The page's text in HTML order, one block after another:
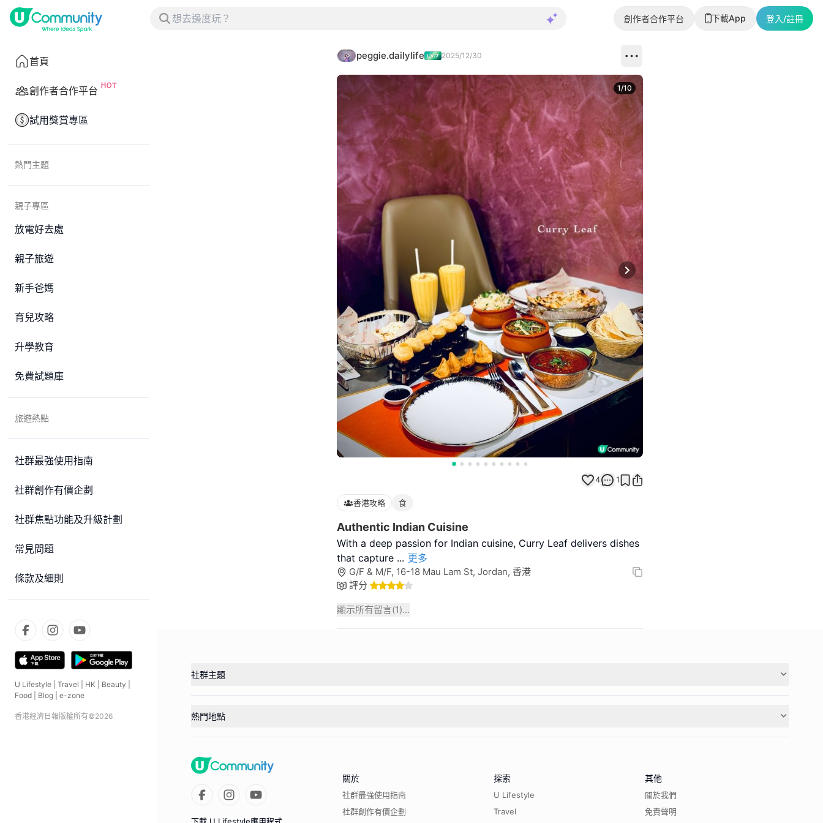
創作者合作平台 下載App 登入/註冊
首頁
創作者合作平台
試用獎賞專區
熱門主題
親子專區
放電好去處
親子旅遊
新手爸媽
育兒攻略
升學教育
免費試題庫
旅遊熱點
社群最強使用指南
社群創作有價企劃
社群焦點功能及升級計劃
常見問題
條款及細則
U Lifestyle Travel HK Beauty
Food
Blog e-zone
香港經濟日報版權所有©2026
peggie.dailylife 2025/12/30
Next slide
1/10
4 1
香港攻略 食
Authentic Indian Cuisine
With a deep passion for Indian cuisine, Curry Leaf delivers dishes
that capture ... 更多
G/F & M/F, 16-18 Mau Lam St, Jordan, 香港
評分
顯示所有留言(1)...
社群主題
熱門地點
下載 U Lifestyle應用程式
關於
社群最強使用指南
社群創作有價企劃
探索
U Lifestyle
Travel
其他
關於我們
免責聲明